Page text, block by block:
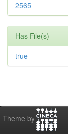
2565
Has File(s)
true
Theme by